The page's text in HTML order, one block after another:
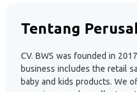
Tentang
CV. BWS was founded in
business includes the retail
baby and kids products. We